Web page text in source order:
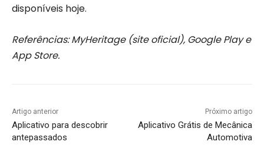
disponíveis hoje.
Referências: MyHeritage (site oficial), Google Play e
App Store.
Artigo anterior
Aplicativo para descobrir
antepassados
Próximo artigo
Aplicativo Grátis de Mecânica
Automotiva